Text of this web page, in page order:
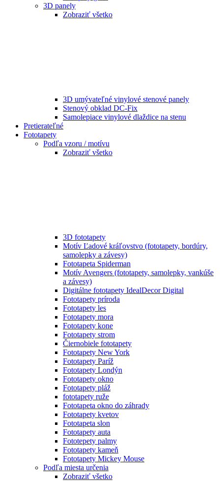
3D panely
Zobraziť všetko
3D umývateľné vinylové stenové panely
Stenový obklad DC-Fix
Samolepiace vinylové dlaždice na stenu
Pretierateľné
Fototapety
Podľa vzoru / motívu
Zobraziť všetko
3D fototapety
Motív Ľadové kráľovstvo (fototapety, bordúry,
samolepky a závesy)
Fototapeta Spiderman
Motív Avengers (fototapety, samolepky, vankúše
a závesy)
Digitálne fototapety IdealDecor Digital
Fototapety príroda
Fototapety les
Fototapety mora
Fototapety kone
Fototapety strom
Čiernobiele fototapety
Fototapety New York
Fototapety Paríž
Fototapety Londýn
Fototapety okno
Fototapety pláž
fototapety ruže
Fototapeta okno do záhrady
Fototapety kvetov
Fototapeta slon
Fototapety auta
Fototepety palmy
Fototapety kameň
Fototapety Mickey Mouse
Podľa miesta určenia
Zobraziť všetko